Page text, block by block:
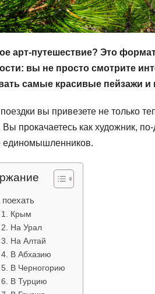
арт-путешествие? Это
вы не просто смотрите
самые красивые пейзажи и
вы привезете не только
Вы прокачаетесь как художник,
единомышленников.
поехать
1. Крым
2. На Урал
3. На Алтай
4. В Абхазию
5. В Черногорию
6. В Турцию